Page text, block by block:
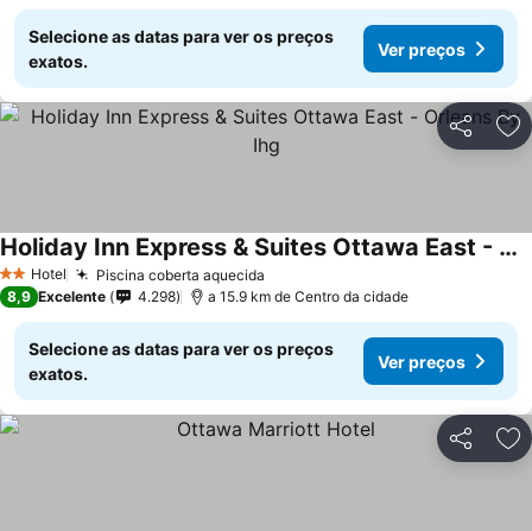
Selecione as datas para ver os preços
exatos.
Ver preços
Partilhar
2 Estrelas
Hotel Piscina coberta aquecida
Holiday Inn Express & Suites Ottawa East - Orleans By Ihg
8,9 Excelente 4.298 a 15.9 km de Centro da cidade
Selecione as datas para ver os preços
exatos.
Ver preços
Partilhar